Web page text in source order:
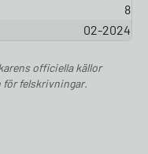
8
02-2024
officiella källor
för felskrivningar.